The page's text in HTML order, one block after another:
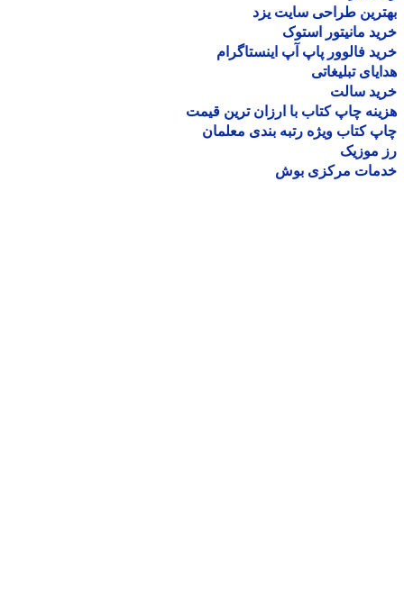
طراحی سایت یزد
مانیتور استوک
فالوور پاپ آپ اینستاگرام
تبلیغاتی
سالت
چاپ کتاب با ارزان ترین قیمت
کتاب ویژه رتبه بندی معلمان
موزیک
مرکزی بوش